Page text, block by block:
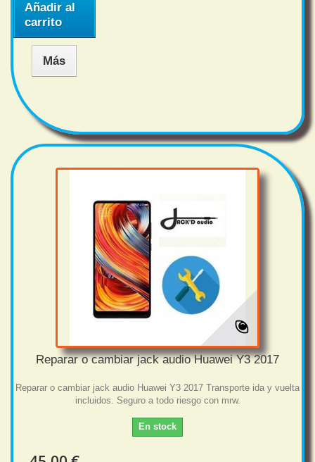
Añadir al
carrito
Más
Reparar o cambiar jack audio Huawei Y3 2017
Reparar o cambiar jack audio Huawei Y3 2017 Transporte ida y vuelta
incluidos. Seguro a todo riesgo con mrw.
En stock